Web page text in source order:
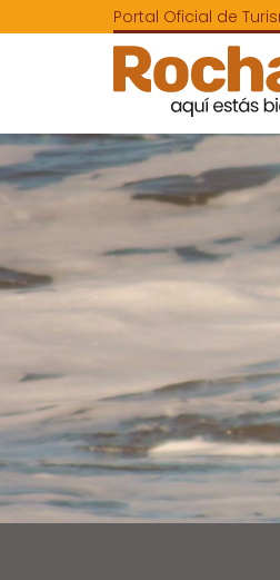
Portal Oficial de